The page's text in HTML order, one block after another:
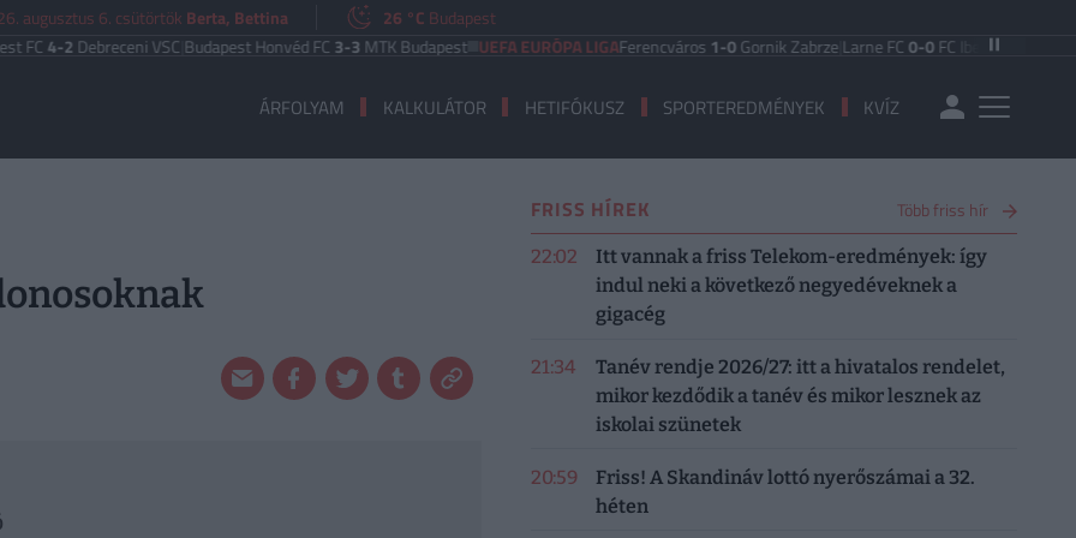
augusztus 6. csütörtök Berta, Bettina 26 °C Budapest
4-2Debreceni VSC|Budapest Honvéd FC3-3MTK Budapest UEFA EURÓPA LIGAFerencváros1-0Gornik Zabrze|Larne FC0-0FC Iberia 1999|
ÁRFOLYAM KALKULÁTOR HETIFÓKUSZ SPORTEREDMÉNYEK KVÍZ
FRISS HÍREK Több friss hír
22:02
Itt vannak a friss Telekom-eredmények: így
indul neki a következő negyedéveknek a
gigacég
21:34
Tanév rendje 2026/27: itt a hivatalos rendelet,
mikor kezdődik a tanév és mikor lesznek az
iskolai szünetek
20:59
Friss! A Skandináv lottó nyerőszámai a 32.
héten